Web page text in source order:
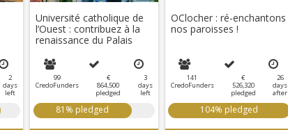
2
days
left
Université catholique de
l’Ouest : contribuez à la
renaissance du Palais
99
CredoFunders
€
864,500
pledged
3
days
left
81% pledged
OClocher : ré-enchantons
nos paroisses !
141
CredoFunders
€
526,320
pledged
26
days
after
104% pledged